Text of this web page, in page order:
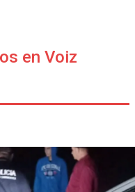
en Voiz